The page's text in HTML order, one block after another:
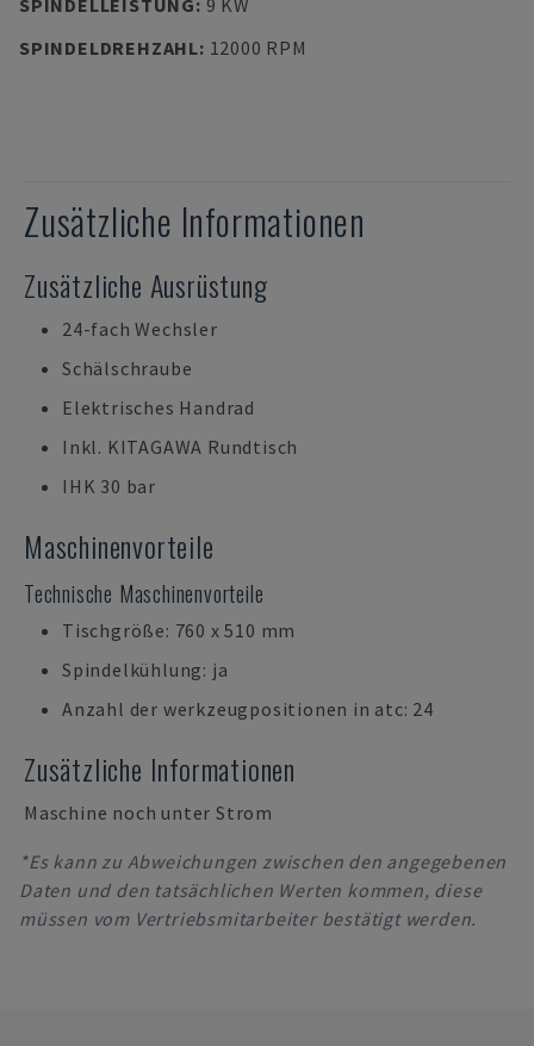
SPINDELLEISTUNG: 9 KW
SPINDELDREHZAHL: 12000 RPM
Zusätzliche Informationen
Zusätzliche Ausrüstung
24-fach Wechsler
Schälschraube
Elektrisches Handrad
Inkl. KITAGAWA Rundtisch
IHK 30 bar
Maschinenvorteile
Technische Maschinenvorteile
Tischgröße: 760 x 510 mm
Spindelkühlung: ja
Anzahl der werkzeugpositionen in atc: 24
Zusätzliche Informationen
Maschine noch unter Strom
*Es kann zu Abweichungen zwischen den angegebenen
Daten und den tatsächlichen Werten kommen, diese
müssen vom Vertriebsmitarbeiter bestätigt werden.